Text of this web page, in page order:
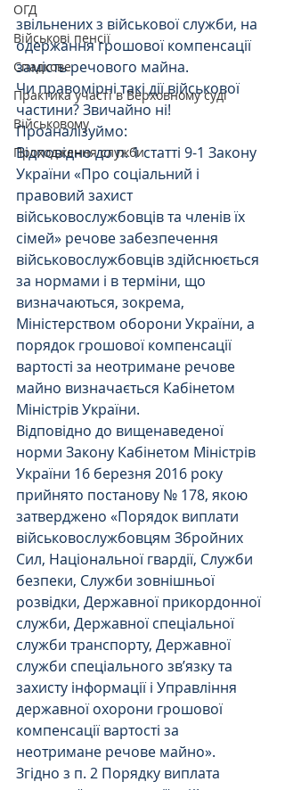
ОГД
Військові пенсії
Спадкове
Практика участі в Верховному суді
Військовому
Проходження служби
звільнених з військової служби, на
одержання грошової компенсації
замість речового майна.
Чи правомірні такі дії військової
частини? Звичайно ні!
Проаналізуймо:
Відповідно до п. 1 статті 9-1 Закону
України «Про соціальний і
правовий захист
військовослужбовців та членів їх
сімей» речове забезпечення
військовослужбовців здійснюється
за нормами і в терміни, що
визначаються, зокрема,
Міністерством оборони України, а
порядок грошової компенсації
вартості за неотримане речове
майно визначається Кабінетом
Міністрів України.
Відповідно до вищенаведеної
норми Закону Кабінетом Міністрів
України 16 березня 2016 року
прийнято постанову № 178, якою
затверджено «Порядок виплати
військовослужбовцям Збройних
Сил, Національної гвардії, Служби
безпеки, Служби зовнішньої
розвідки, Державної прикордонної
служби, Державної спеціальної
служби транспорту, Державної
служби спеціального зв’язку та
захисту інформації і Управління
державної охорони грошової
компенсації вартості за
неотримане речове майно».
Згідно з п. 2 Порядку виплата